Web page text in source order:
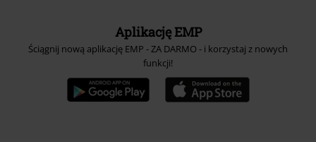
Aplikację EMP
Ściągnij nową aplikację EMP - ZA DARMO - i korzystaj z nowych
funkcji!